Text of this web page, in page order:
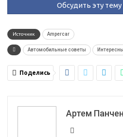
Обсудить эту
Источник Ampercar
Автомобильные советы
Поделись
Артем